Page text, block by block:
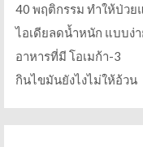
40 พฤติกรรม ทำให้ป่วย
ไอเดียลดน้ำหนัก แบบง่า
อาหารที่มี โอเมก้า-3
กินไขมันยังไงไม่ให้อ้วน